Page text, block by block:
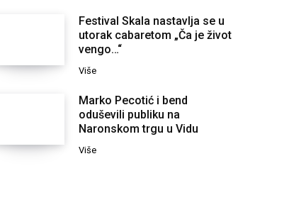
Festival Skala nastavlja se u
utorak cabaretom „Ča je život
vengo…“
Više
Marko Pecotić i bend
oduševili publiku na
Naronskom trgu u Vidu
Više